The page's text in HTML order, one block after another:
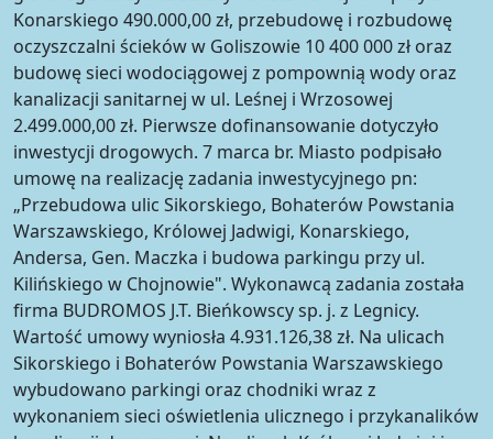
Konarskiego 490.000,00 zł, przebudowę i rozbudowę
oczyszczalni ścieków w Goliszowie 10 400 000 zł oraz
budowę sieci wodociągowej z pompownią wody oraz
kanalizacji sanitarnej w ul. Leśnej i Wrzosowej
2.499.000,00 zł. Pierwsze dofinansowanie dotyczyło
inwestycji drogowych. 7 marca br. Miasto podpisało
umowę na realizację zadania inwestycyjnego pn:
„Przebudowa ulic Sikorskiego, Bohaterów Powstania
Warszawskiego, Królowej Jadwigi, Konarskiego,
Andersa, Gen. Maczka i budowa parkingu przy ul.
Kilińskiego w Chojnowie". Wykonawcą zadania została
firma BUDROMOS J.T. Bieńkowscy sp. j. z Legnicy.
Wartość umowy wyniosła 4.931.126,38 zł. Na ulicach
Sikorskiego i Bohaterów Powstania Warszawskiego
wybudowano parkingi oraz chodniki wraz z
wykonaniem sieci oświetlenia ulicznego i przykanalików